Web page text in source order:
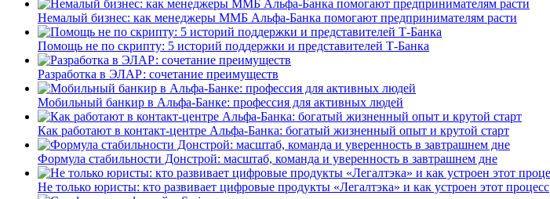
Немалый бизнес: как менеджеры ММБ Альфа-Банка помогают предпринимателям расти
Помощь не по скрипту: 5 историй поддержки и представителей Т-Банка
Разработка в ЭЛАР: сочетание преимуществ
Мобильный банкир в Альфа-Банке: профессия для активных людей
Как работают в контакт-центре Альфа-Банка: богатый жизненный опыт и крутой старт
Формула стабильности Донстрой: масштаб, команда и уверенность в завтрашнем дне
Не только юристы: кто развивает цифровые продукты «Легалтэка» и как устроен этот процесс